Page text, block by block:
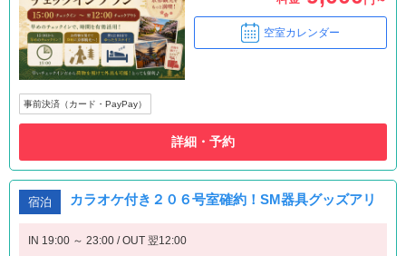
空室カレンダー
事前決済（カード・PayPay）
詳細・予約
宿泊 カラオケ付き２０６号室確約！SM器具グッズアリ
IN 19:00 ～ 23:00 / OUT 翌12:00